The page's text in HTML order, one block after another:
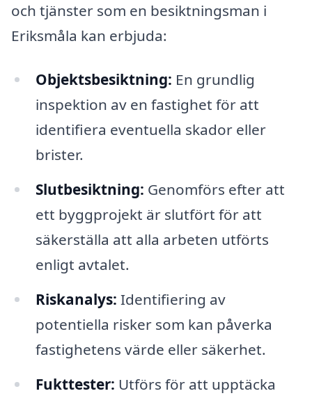
och tjänster som en besiktningsman i
Eriksmåla kan erbjuda:
Objektsbesiktning: En grundlig
inspektion av en fastighet för att
identifiera eventuella skador eller
brister.
Slutbesiktning: Genomförs efter att
ett byggprojekt är slutfört för att
säkerställa att alla arbeten utförts
enligt avtalet.
Riskanalys: Identifiering av
potentiella risker som kan påverka
fastighetens värde eller säkerhet.
Fukttester: Utförs för att upptäcka